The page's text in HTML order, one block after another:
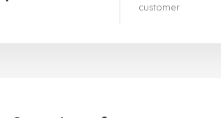
vivement !!!
customer